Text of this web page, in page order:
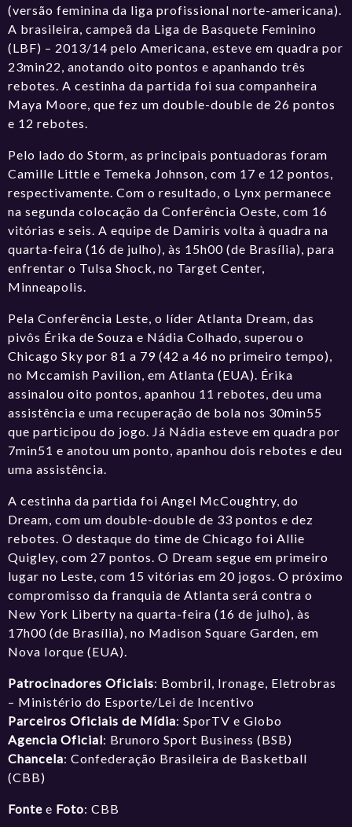
(versão feminina da liga profissional norte-americana).
A brasileira, campeã da Liga de Basquete Feminino
(LBF) – 2013/14 pelo Americana, esteve em quadra por
23min22, anotando oito pontos e apanhando três
rebotes. A cestinha da partida foi sua companheira
Maya Moore, que fez um double-double de 26 pontos
e 12 rebotes.
Pelo lado do Storm, as principais pontuadoras foram
Camille Little e Temeka Johnson, com 17 e 12 pontos,
respectivamente. Com o resultado, o Lynx permanece
na segunda colocação da Conferência Oeste, com 16
vitórias e seis. A equipe de Damiris volta à quadra na
quarta-feira (16 de julho), às 15h00 (de Brasília), para
enfrentar o Tulsa Shock, no Target Center,
Minneapolis.
Pela Conferência Leste, o líder Atlanta Dream, das
pivôs Érika de Souza e Nádia Colhado, superou o
Chicago Sky por 81 a 79 (42 a 46 no primeiro tempo),
no Mccamish Pavilion, em Atlanta (EUA). Érika
assinalou oito pontos, apanhou 11 rebotes, deu uma
assistência e uma recuperação de bola nos 30min55
que participou do jogo. Já Nádia esteve em quadra por
7min51 e anotou um ponto, apanhou dois rebotes e deu
uma assistência.
A cestinha da partida foi Angel McCoughtry, do
Dream, com um double-double de 33 pontos e dez
rebotes. O destaque do time de Chicago foi Allie
Quigley, com 27 pontos. O Dream segue em primeiro
lugar no Leste, com 15 vitórias em 20 jogos. O próximo
compromisso da franquia de Atlanta será contra o
New York Liberty na quarta-feira (16 de julho), às
17h00 (de Brasília), no Madison Square Garden, em
Nova Iorque (EUA).
Patrocinadores Oficiais: Bombril, Ironage, Eletrobras
– Ministério do Esporte/Lei de Incentivo
Parceiros Oficiais de Mídia: SporTV e Globo
Agencia Oficial: Brunoro Sport Business (BSB)
Chancela: Confederação Brasileira de Basketball
(CBB)
Fonte e Foto: CBB